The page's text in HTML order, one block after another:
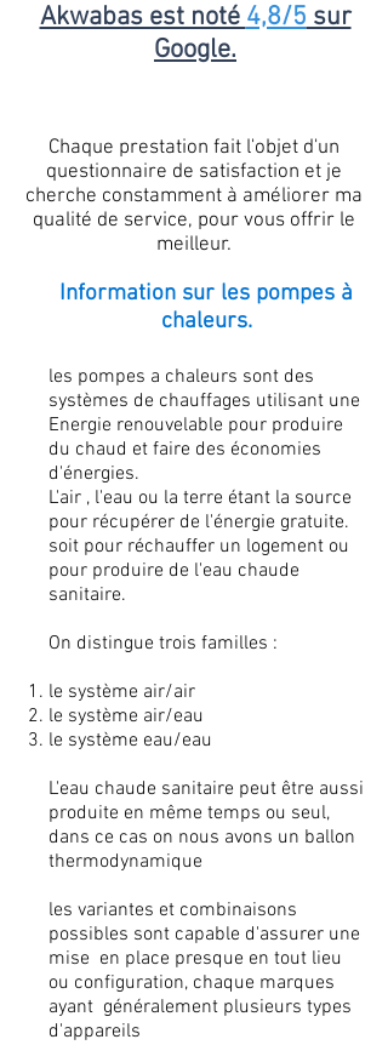
Akwabas est noté 4,8/5 sur
Google.
Chaque prestation fait l'objet d'un
questionnaire de satisfaction et je
cherche constamment à améliorer ma
qualité de service, pour vous offrir le
meilleur.
Information sur les pompes à
chaleurs.
les pompes a chaleurs sont des
systèmes de chauffages utilisant une
Energie renouvelable pour produire
du chaud et faire des économies
d'énergies.
L'air , l'eau ou la terre étant la source
pour récupérer de l'énergie gratuite.
soit pour réchauffer un logement ou
pour produire de l'eau chaude
sanitaire.
On distingue trois familles :
le système air/air
le système air/eau
le système eau/eau
L'eau chaude sanitaire peut être aussi
produite en même temps ou seul,
dans ce cas on nous avons un ballon
thermodynamique
les variantes et combinaisons
possibles sont capable d'assurer une
mise en place presque en tout lieu
ou configuration, chaque marques
ayant généralement plusieurs types
d'appareils